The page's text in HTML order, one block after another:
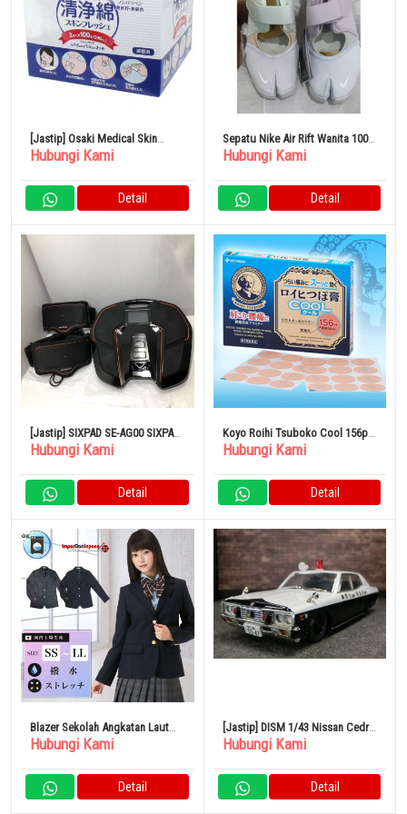
[Jastip] Osaki Medical Skin
Fresh 100 Sachet
Hubungi Kami
Detail
Sepatu Nike Air Rift Wanita 100%
Asli Original
Hubungi Kami
Detail
[Jastip] SIXPAD SE-AG00 SIXPAD
FOOT FIT PLUS
Hubungi Kami
Detail
Koyo Roihi Tsuboko Cool 156pc
100% Original
Hubungi Kami
Detail
Blazer Sekolah Angkatan Laut
Biru Arang Abu-abu
Hubungi Kami
Detail
[Jastip] DISM 1/43 Nissan Cedric
330 Shakotan
Hubungi Kami
Detail